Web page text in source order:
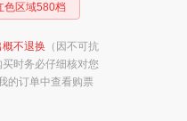
色区域580档
不退换 （因不可抗
时务必仔细核对您
的订单中查看购票